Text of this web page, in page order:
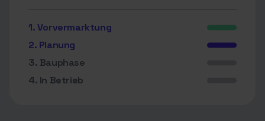
1. Vorvermarktung
2. Planung
3. Bauphase
4. In Betrieb